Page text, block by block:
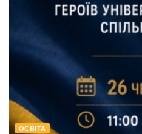
ОСВІТА